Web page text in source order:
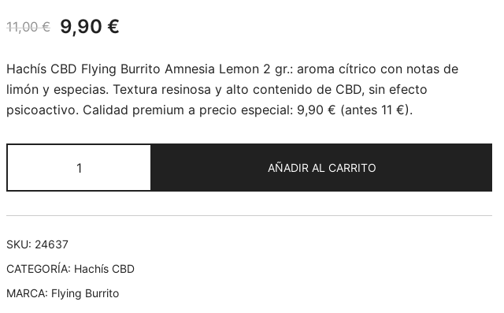
11,00€ 9,90 €
Hachís CBD Flying Burrito Amnesia Lemon 2 gr.: aroma cítrico con notas de
limón y especias. Textura resinosa y alto contenido de CBD, sin efecto
psicoactivo. Calidad premium a precio especial: 9,90 € (antes 11 €).
AÑADIR AL CARRITO
SKU: 24637
CATEGORÍA: Hachís CBD
MARCA: Flying Burrito